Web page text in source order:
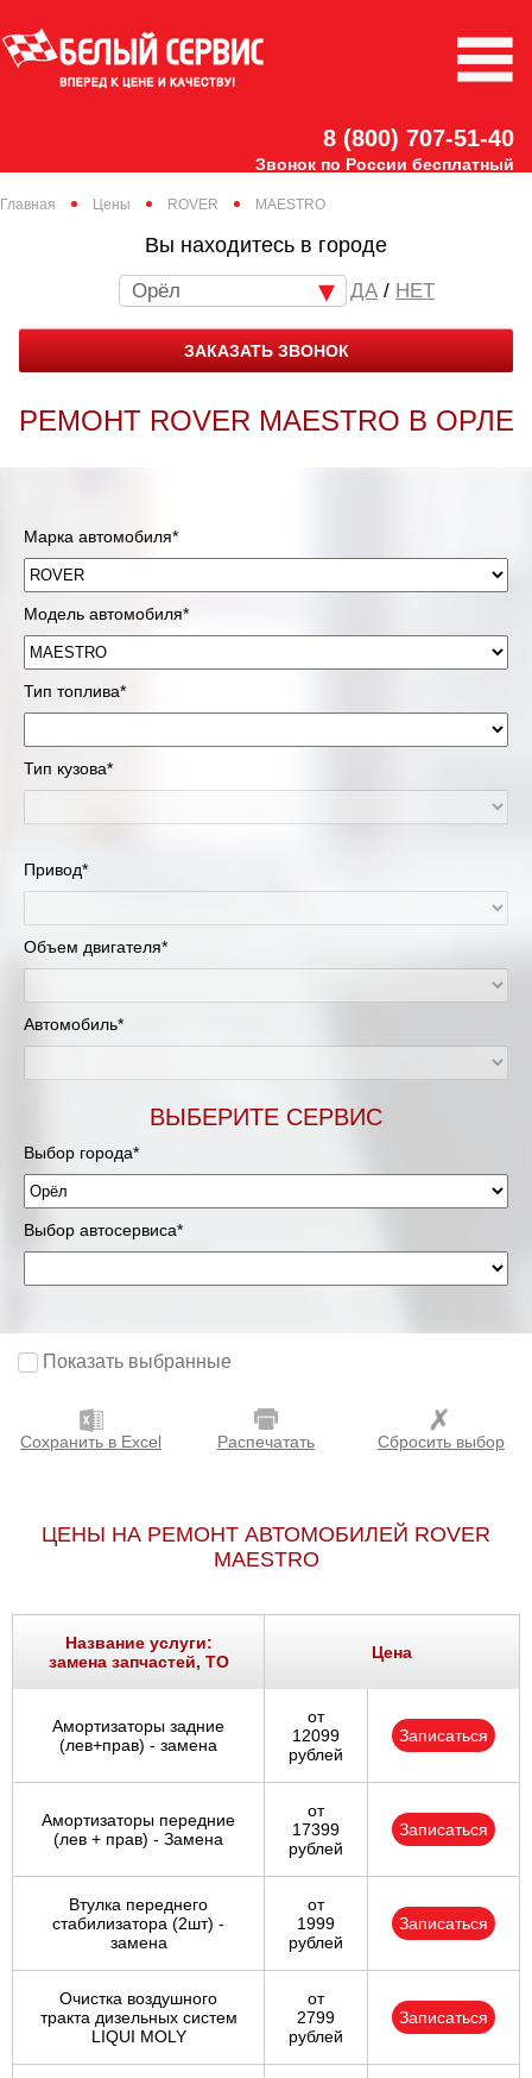
8 (800) 707-51-40
Звонок по России бесплатный
Главная Цены ROVER MAESTRO
Вы находитесь в городе
Орёл / НЕТ
ЗАКАЗАТЬ ЗВОНОК
РЕМОНТ ROVER MAESTRO В ОРЛЕ
Марка автомобиля*
Модель автомобиля*
Тип топлива*
Тип кузова*
Привод*
Объем двигателя*
Автомобиль*
ВЫБЕРИТЕ СЕРВИС
Выбор города*
Выбор автосервиса*
Показать выбранные
Сохранить в Excel Распечатать Сбросить выбор
ЦЕНЫ НА РЕМОНТ АВТОМОБИЛЕЙ ROVER
MAESTRO
Название услуги:
замена запчастей, ТО
Цена
Амортизаторы задние
(лев+прав) - замена
от
12099
рублей
Записаться
Амортизаторы передние
(лев + прав) - Замена
от
17399
рублей
Записаться
Втулка переднего
стабилизатора (2шт) -
замена
от
1999
рублей
Записаться
Очистка воздушного
тракта дизельных систем
LIQUI MOLY
от
2799
рублей
Записаться